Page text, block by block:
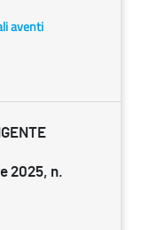
aventi
2025, n.